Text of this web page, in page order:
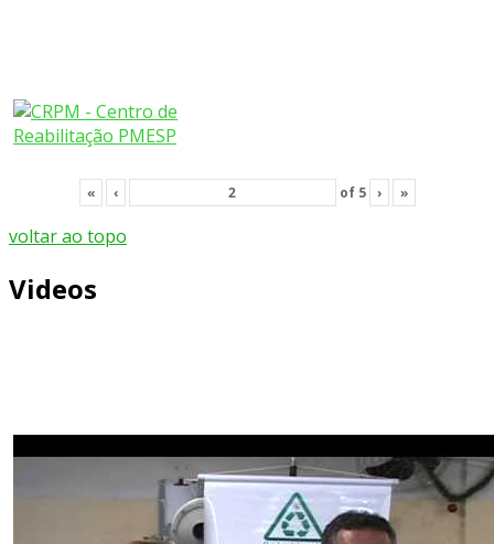
« ‹ of 5 › »
voltar ao topo
Videos